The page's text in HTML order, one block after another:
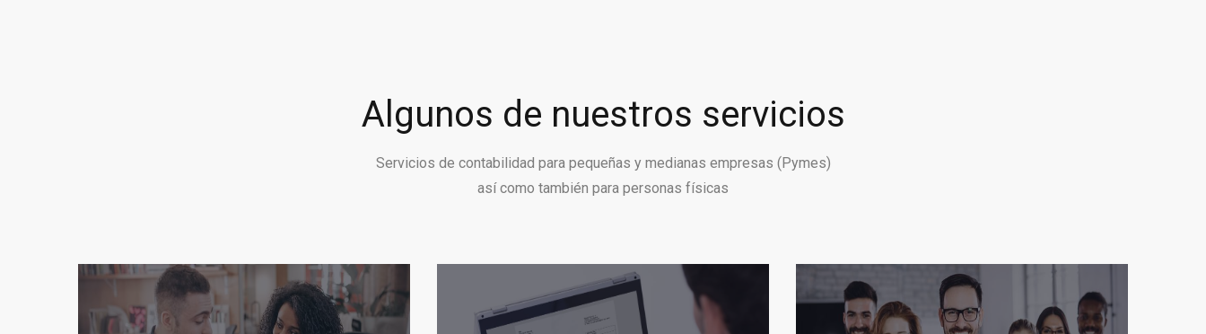
Algunos de nuestros servicios
Servicios de contabilidad para pequeñas y medianas empresas (Pymes)
así como también para personas físicas